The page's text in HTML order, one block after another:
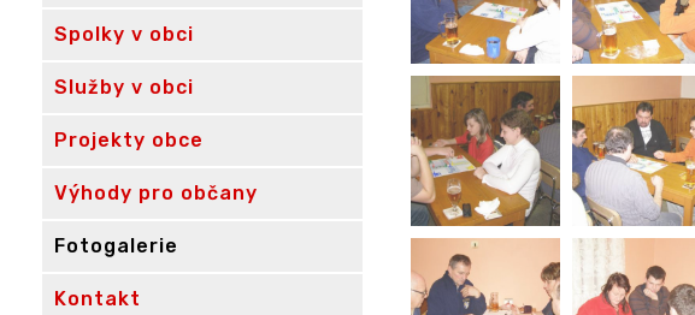
Spolky v obci
Služby v obci
Projekty obce
Výhody pro občany
Fotogalerie
Kontakt